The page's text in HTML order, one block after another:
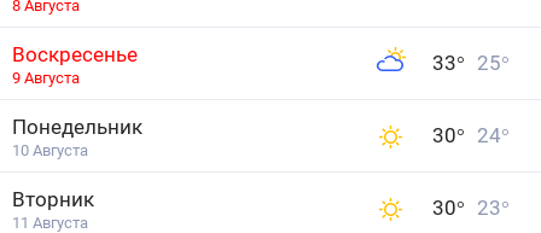
8 Августа
Воскресенье
9 Августа
33° 25°
Понедельник
10 Августа
30° 24°
Вторник
11 Августа
30° 23°